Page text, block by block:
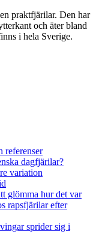
praktfjärilar. Den har
och äter bland
i hela Sverige.
referenser
dagfjärilar?
variation
glömma hur det var
rapsfjärilar efter
sprider sig i